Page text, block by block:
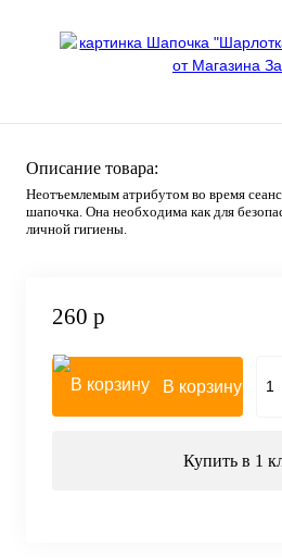
Описание товара:
Неотъемлемым атрибутом во время
шапочка. Она необходима как для
личной гигиены.
260 р
В корзину
Купить в 1